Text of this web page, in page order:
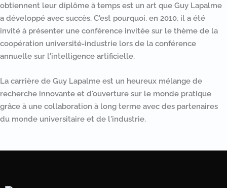
obtiennent leur diplôme à temps est un art que Guy Lapalme
a développé avec succès. C'est pourquoi, en 2010, il a été
invité à présenter une conférence invitée sur le thème de la
coopération université-industrie lors de la conférence
annuelle sur l'intelligence artificielle.
La carrière de Guy Lapalme est un heureux mélange de
recherche innovante et d'ouverture sur le monde pratique
grâce à une collaboration à long terme avec des partenaires
du monde universitaire et de l'industrie.